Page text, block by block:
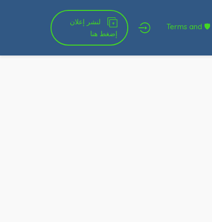
شروط الخدمة و النشر 🛡 Terms and
لنشر إعلان
إضغط هنا